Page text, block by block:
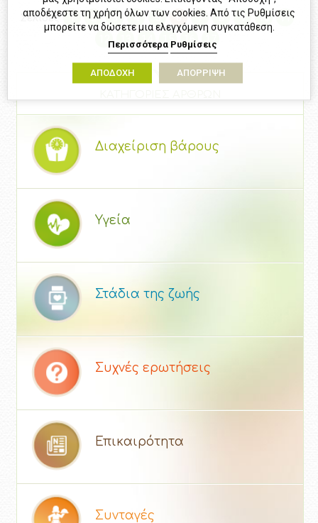
Σελίδες 1 2 3 4 5 6 7 8 9 10
11
12
14 15 16
Διαχείριση βάρους
Υγεία
Στάδια της ζωής
Συχνές ερωτήσεις
Επικαιρότητα
Συνταγές
αποδέχεστε τη χρήση όλων των cookies. Από τις Ρυθμίσεις
μπορείτε να δώσετε μια ελεγχόμενη συγκατάθεση.
Περισσότερα Ρυθμίσεις
ΑΠΟΔΟΧΗ ΑΠΟΡΡΙΨΗ